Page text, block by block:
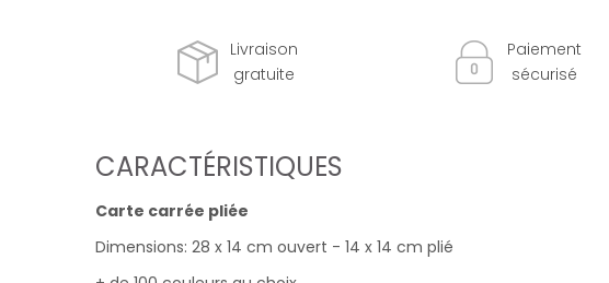
Livraison
gratuite
Paiement
sécurisé
CARACTÉRISTIQUES
Carte carrée pliée
Dimensions: 28 x 14 cm ouvert - 14 x 14 cm plié